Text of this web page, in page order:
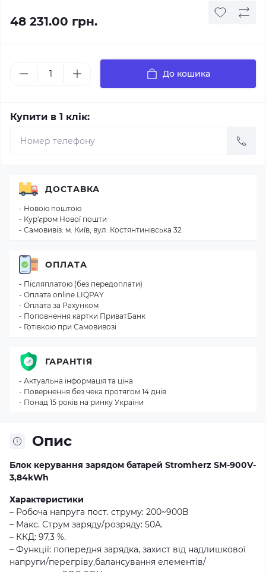
48 231.00 грн.
До кошика
Купити в 1 клік:
Опис
Блок керування зарядом батарей Stromherz SM-900V-
3,84kWh
Характеристики
– Робоча напруга пост. струму: 200~900B
– Макс. Струм заряду/розряду: 50A.
– ККД: 97,3 %.
– Функції: попередня зарядка, захист від надлишкової
напруги/перегріву,балансування елементів/
ДОСТАВКА
- Новою поштою
- Кур'єром Нової пошти
- Самовивіз: м. Київ, вул. Костянтинівська 32
ОПЛАТА
- Післяплатою (без передоплати)
- Оплата online LIQPAY
- Оплата за Рахунком
- Поповнення картки ПриватБанк
- Готівкою при Самовивозі
ГАРАНТІЯ
- Актуальна інформація та ціна
- Повернення без чека протягом 14 днів
- Понад 15 років на ринку України